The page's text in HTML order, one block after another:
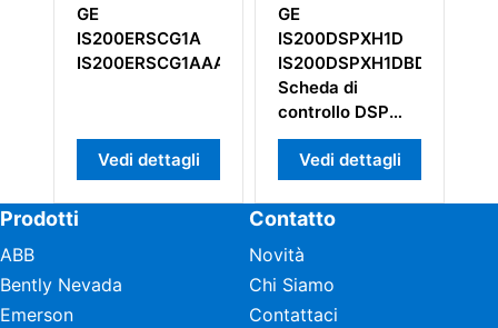
IS200DSPXH1D
IS200DSPXH1DBD
drive
Vedi dettagli
IS200ECGIH1APR1
Vedi dettagli
Prodotti
ABB
Bently Nevada
Emerson
Contatto
Novità
Chi Siamo
Contattaci